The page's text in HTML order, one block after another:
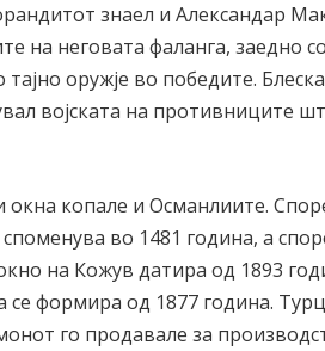
знаел и Александар
на неговата фаланга, заедно
тајно оружје во победите.
војската на противниците
окна копале и Османлиите.
во 1481 година, а
на Кожув датира од 1893
се формира од 1877 година.
го продавале за